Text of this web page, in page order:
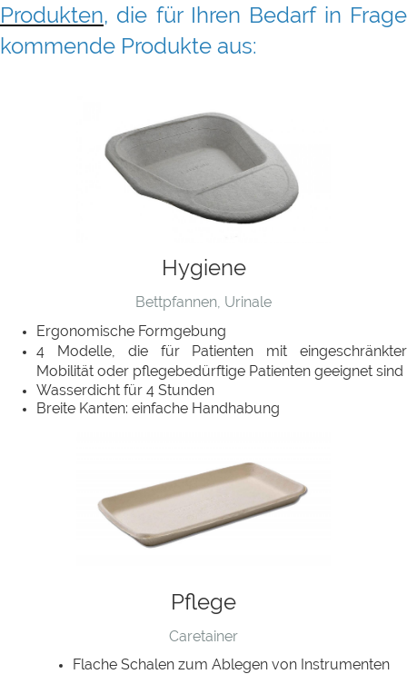
Produkten, die für Ihren Bedarf in Frage
kommende Produkte aus:
Hygiene
Bettpfannen, Urinale
Ergonomische Formgebung
4 Modelle, die für Patienten mit eingeschränkter
Mobilität oder pflegebedürftige Patienten geeignet sind
Wasserdicht für 4 Stunden
Breite Kanten: einfache Handhabung
Pflege
Caretainer
Flache Schalen zum Ablegen von Instrumenten